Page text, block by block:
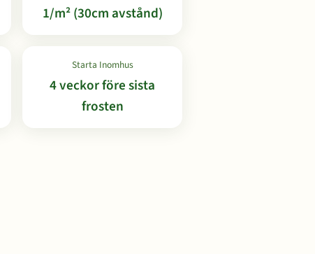
1/m² (30cm avstånd)
Starta Inomhus
4 veckor före sista
frosten